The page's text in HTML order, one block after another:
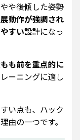
や後傾した姿勢
動作が強調され
すい設計になっ
も前を重点的に
ーニングに適し
い点も、ハック
由の一つです。